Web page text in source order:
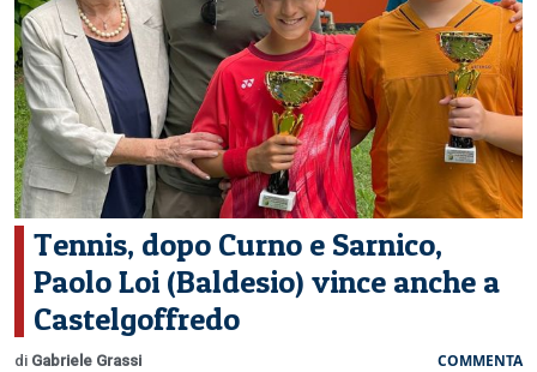
Tennis, dopo Curno e Sarnico,
Paolo Loi (Baldesio) vince anche a
Castelgoffredo
di Gabriele Grassi COMMENTA